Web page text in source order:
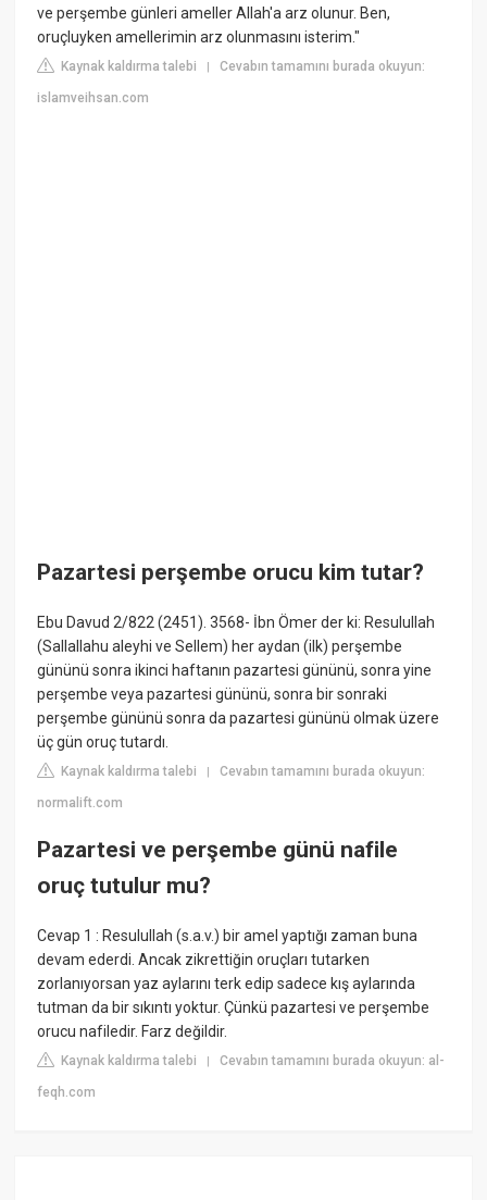
ve perşembe günleri ameller Allah'a arz olunur. Ben,
oruçluyken amellerimin arz olunmasını isterim."
Kaynak kaldırma talebi |Cevabın tamamını burada okuyun:
islamveihsan.com
Pazartesi perşembe orucu kim tutar?
Ebu Davud 2/822 (2451). 3568- İbn Ömer der ki: Resulullah
(Sallallahu aleyhi ve Sellem) her aydan (ilk) perşembe
gününü sonra ikinci haftanın pazartesi gününü, sonra yine
perşembe veya pazartesi gününü, sonra bir sonraki
perşembe gününü sonra da pazartesi gününü olmak üzere
üç gün oruç tutardı.
Kaynak kaldırma talebi |Cevabın tamamını burada okuyun:
normalift.com
Pazartesi ve perşembe günü nafile
oruç tutulur mu?
Cevap 1 : Resulullah (s.a.v.) bir amel yaptığı zaman buna
devam ederdi. Ancak zikrettiğin oruçları tutarken
zorlanıyorsan yaz aylarını terk edip sadece kış aylarında
tutman da bir sıkıntı yoktur. Çünkü pazartesi ve perşembe
orucu nafiledir. Farz değildir.
Kaynak kaldırma talebi |Cevabın tamamını burada okuyun: al-
feqh.com